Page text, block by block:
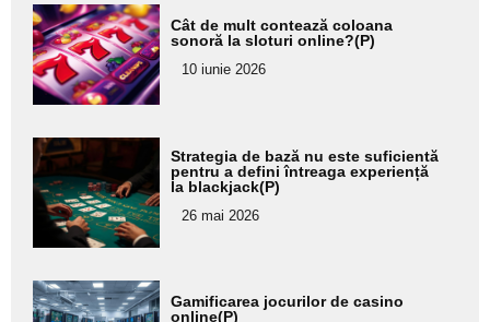
Adaugă
aici textul
pentru
subtitlu
Cât de mult contează coloana
sonoră la sloturi online?(P)
10 iunie 2026
Adaugă
aici textul
pentru
subtitlu
Strategia de bază nu este suficientă
pentru a defini întreaga experiență
la blackjack(P)
26 mai 2026
Adaugă
Gamificarea jocurilor de casino
online(P)